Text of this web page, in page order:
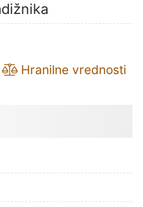
Hranilne vrednosti